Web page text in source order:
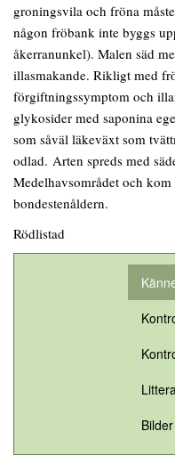
groningsvila och fröna
någon fröbank inte byggs
åkerranunkel). Malen säd
illasmakande. Rikligt med
förgiftningssymptom och
glykosider med saponina
som såväl läkeväxt som
odlad. Arten spreds med
Medelhavsområdet och
bondestenåldern.
Rödlistad
Bilder